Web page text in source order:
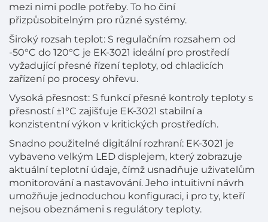
mezi nimi podle potřeby. To ho činí
přizpůsobitelným pro různé systémy.
Široký rozsah teplot: S regulačním rozsahem od
-50°C do 120°C je EK-3021 ideální pro prostředí
vyžadující přesné řízení teploty, od chladicích
zařízení po procesy ohřevu.
Vysoká přesnost: S funkcí přesné kontroly teploty s
přesností ±1°C zajišťuje EK-3021 stabilní a
konzistentní výkon v kritických prostředích.
Snadno použitelné digitální rozhraní: EK-3021 je
vybaveno velkým LED displejem, který zobrazuje
aktuální teplotní údaje, čímž usnadňuje uživatelům
monitorování a nastavování. Jeho intuitivní návrh
umožňuje jednoduchou konfiguraci, i pro ty, kteří
nejsou obeznámeni s regulátory teploty.